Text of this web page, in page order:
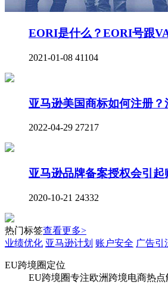
EORI是什么？EORI号跟
2021-01-08 41104
亚马逊美国商标如何注册
2022-04-29 27217
亚马逊品牌备案授权会引
2020-10-21 24332
热门标签查看更多>
业绩优化 亚马逊计划 账户安全 广告引
EU跨境圈定位
EU跨境圈专注欧洲跨境电商热